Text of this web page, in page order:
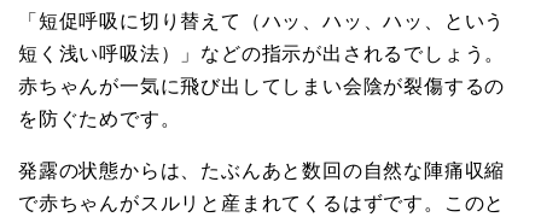
「短促呼吸に切り替えて（ハッ、ハッ、ハッ、という
短く浅い呼吸法）」などの指示が出されるでしょう。
赤ちゃんが一気に飛び出してしまい会陰が裂傷するの
を防ぐためです。
発露の状態からは、たぶんあと数回の自然な陣痛収縮
で赤ちゃんがスルリと産まれてくるはずです。このと